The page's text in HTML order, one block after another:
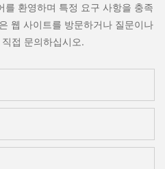
를 환영하며 특정 요구 사항을 충족
웹 사이트를 방문하거나 질문이나
접 문의하십시오.